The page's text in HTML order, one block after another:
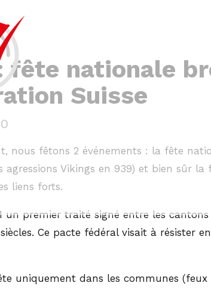
fête nationale
Suisse
0
nous fêtons 2 événements : la fête
agressions Vikings en 939) et bien sûr
liens forts.
un premier traité signé entre les
Ce pacte fédéral visait à résister
uniquement dans les communes